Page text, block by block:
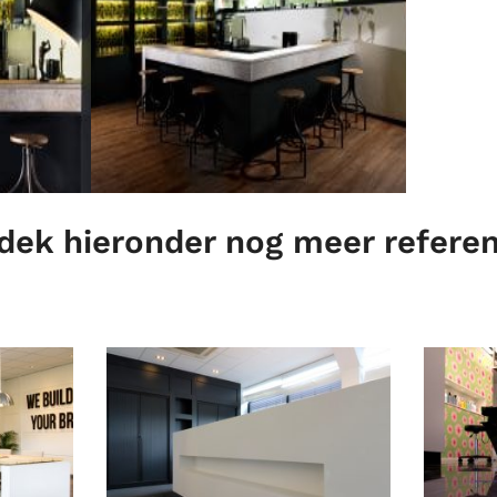
hieronder nog meer